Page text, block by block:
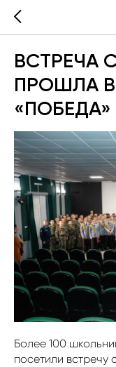
ВСТРЕЧА
ПРОШЛА В
«ПОБЕДА»
Более 100
посетили встречу